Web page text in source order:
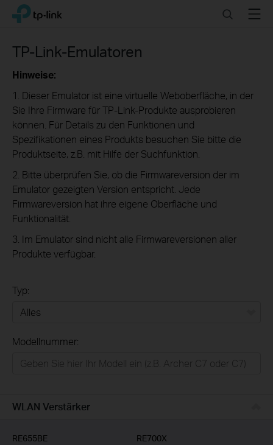
Click
the
navigation
TP-Link, Reliably Smart SearchMenu
TP-Link-Emulatoren
Hinweise:
1. Dieser Emulator ist eine virtuelle Weboberfläche, in der
Sie Ihre Firmware für TP-Link-Produkte ausprobieren
können. Für Details zu den Funktionen und
Spezifikationen eines Produkts besuchen Sie bitte die
Produktseite, z.B. mit Hilfe der Suchfunktion.
2. Bitte überprüfen Sie, ob die Firmwareversion der im
Emulator gezeigten Version entspricht. Jede
Firmwareversion hat ihre eigene Oberfläche und
Funktionalität.
3. Im Emulator sind nicht alle Firmwareversionen aller
Produkte verfügbar.
Typ:
Businessanwender
Modellnummer:
WLAN Verstärker
RE655BE
RE700X